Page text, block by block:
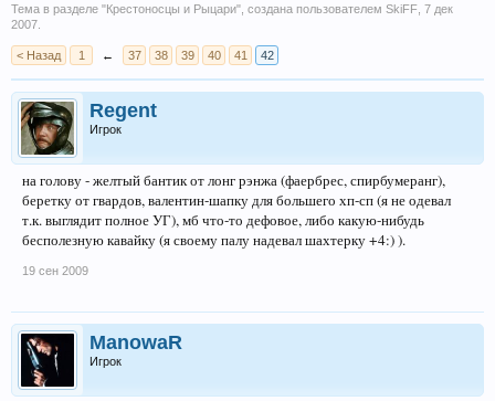
Тема в разделе "Крестоносцы и Рыцари", создана пользователем SkiFF 7 дек
2007
< Назад 1 ← 37 38 39 40 41 42
Regent
Игрок
на голову - желтый бантик от лонг рэнжа (фаербрес, спирбумеранг),
беретку от гвардов, валентин-шапку для большего хп-сп (я не одевал
т.к. выглядит полное УГ), мб что-то дефовое, либо какую-нибудь
бесполезную кавайку (я своему палу надевал шахтерку +4:) ).
19 сен 2009
ManowaR
Игрок